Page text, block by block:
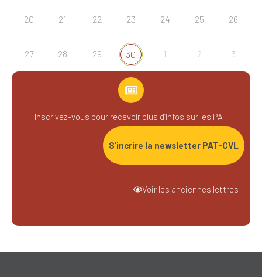
20 21 22 23 24 25 26
27 28 29 30 1 2 3
Inscrivez-vous pour recevoir plus d’infos sur les PAT
S’incrire la newsletter PAT-CVL
Voir les anciennes lettres